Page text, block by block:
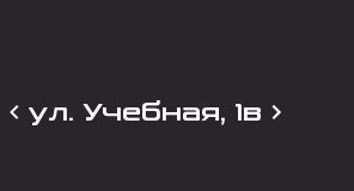
ул. Учебная, 1в